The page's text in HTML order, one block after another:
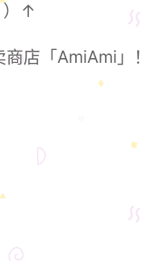
）↑
店「AmiAmi」！